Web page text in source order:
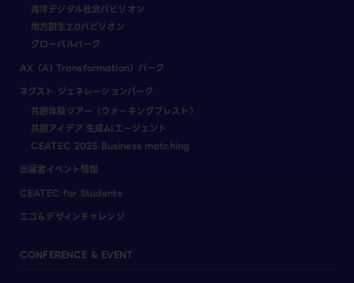
海洋デジタル社会パビリオン
地方創生2.0パビリオン
グローバルパーク
AX（AI Transformation）パーク
ネクスト ジェネレーションパーク
共創体験ツアー（ウォーキングブレスト）
共創アイデア 生成AIエージェント
CEATEC 2025 Business matching
出展者イベント情報
CEATEC for Students
エコ＆デザインチャレンジ
CONFERENCE & EVENT